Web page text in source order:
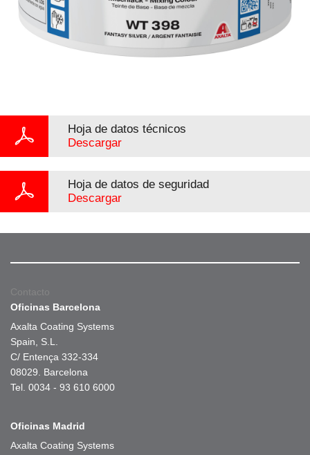
Hoja de datos técnicos
Descargar
Hoja de datos de seguridad
Descargar
Contacto
Oficinas Barcelona
Axalta Coating Systems
Spain, S.L.
C/ Entença 332-334
08029. Barcelona
Tel. 0034 - 93 610 6000
Oficinas Madrid
Axalta Coating Systems